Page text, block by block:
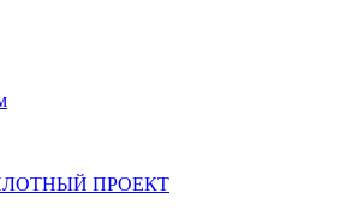
ПРОЕКТ